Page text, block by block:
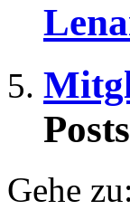
Posts
Gehe zu: